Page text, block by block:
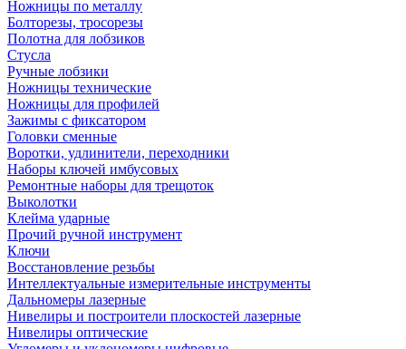
Ножницы по металлу
Болторезы, тросорезы
Полотна для лобзиков
Стусла
Ручные лобзики
Ножницы технические
Ножницы для профилей
Зажимы с фиксатором
Головки сменные
Воротки, удлинители, переходники
Наборы ключей имбусовых
Ремонтные наборы для трещоток
Выколотки
Клейма ударные
Прочий ручной инструмент
Ключи
Восстановление резьбы
Интеллектуальные измерительные инструменты
Дальномеры лазерные
Нивелиры и построители плоскостей лазерные
Нивелиры оптические